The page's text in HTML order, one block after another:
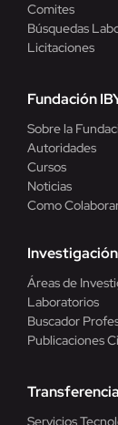
Comites
Búsquedas
Licitaciones
Fundación
Sobre la
Autoridades
Cursos
Noticias
Como
Investigación
Áreas de
Laboratorios
Buscador
Publicaciones
Servicios